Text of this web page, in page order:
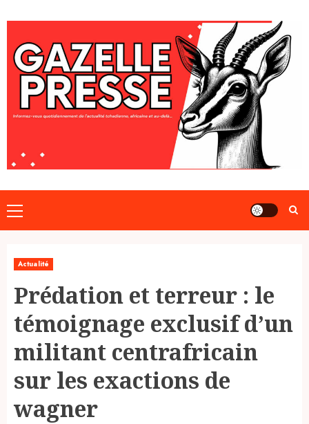
to
content
Primary
Menu
Actualité
Prédation et terreur : le
témoignage exclusif d’un
militant centrafricain
sur les exactions de
wagner